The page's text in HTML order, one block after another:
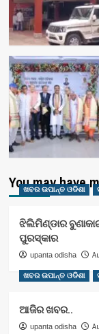
You may have
ଖବର ଉପାନ୍ତ ଓଡିଶା
ଝିଲିମିଣ୍ଡାର
ପୁରସ୍କାର
upanta odisha
ଖବର ଉପାନ୍ତ ଓଡିଶା
ଆଜିର ଖବର..
upanta odisha